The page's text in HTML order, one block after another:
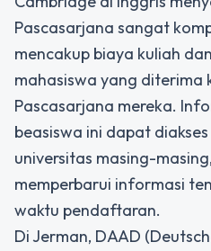
Pascasarjana sangat
mencakup biaya kuliah
mahasiswa yang diterima
Pascasarjana mereka.
beasiswa ini dapat
universitas masing-
memperbarui informasi
waktu pendaftaran.
Di Jerman, DAAD